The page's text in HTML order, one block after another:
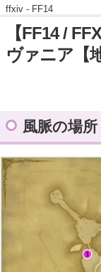
ffxiv - FF14
【FF14 /
ヴァニア【
風脈の場